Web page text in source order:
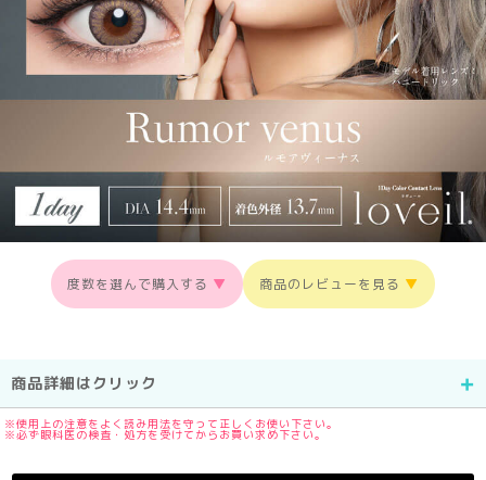
度数を選んで購入する ▼ 商品のレビューを見る ▼
商品詳細はクリック
※使用上の注意をよく読み用法を守って正しくお使い下さい。
※必ず眼科医の検査・処方を受けてからお買い求め下さい。